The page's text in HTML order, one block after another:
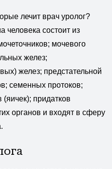
лечит врач уролог?
человека состоит из
мочевого
желез;
желез; предстательной
семенных протоков;
придатков
органов и входят в сферу